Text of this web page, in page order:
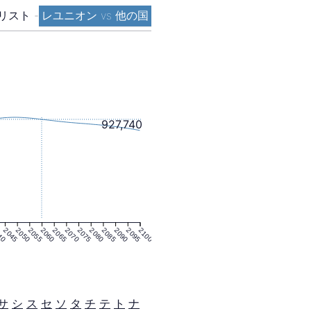
スト - レユニオン vs 他の国
204520502055206020652070207520802085209020952100
927,740
シ ス セ ソ タ チ テ ト ナ